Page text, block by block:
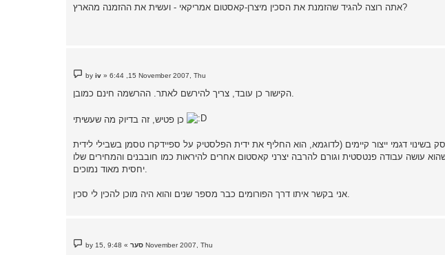
t
אתה רוצה להגיד שהזמנת את הסכין מיצרן-קאסטום אמריקאי - ועשית את ההזמנה מהארץ?
P
o
t
byiv »6:44 ,15 November 2007, Thu
דגמי ייצור קיימים (לדוגמא, הוא החליף את ידית הפלסטיק על ספיידקרו טסמן בשבילי לידית
עושה עבודה פנטסטית וגורם להרבה יצרני קאסטום אחרים להיראות כמו חובבנים והמחירים שלו
P
o
by סער» 9:48 ,15 November 2007, Thu